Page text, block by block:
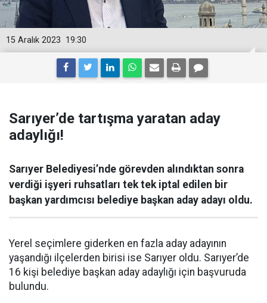
19:30
15 Aralık 2023
Sarıyer’de tartışma yaratan aday
adaylığı!
Sarıyer Belediyesi’nde görevden alındıktan sonra
verdiği işyeri ruhsatları tek tek iptal edilen bir
başkan yardımcısı belediye başkan aday adayı oldu.
Yerel seçimlere giderken en fazla aday adayının
yaşandığı ilçelerden birisi ise Sarıyer oldu. Sarıyer’de
16 kişi belediye başkan aday adaylığı için başvuruda
bulundu.